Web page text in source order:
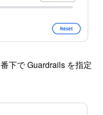
下で Guardrails を指定